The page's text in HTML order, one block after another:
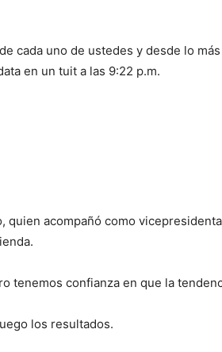
cada uno de ustedes y desde lo
en un tuit a las 9:22 p.m.
acompañó como
tenemos confianza en que la
los resultados.